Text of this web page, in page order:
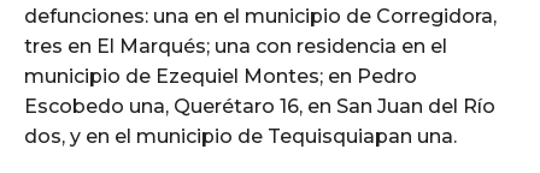
defunciones: una en el municipio de Corregidora,
tres en El Marqués; una con residencia en el
municipio de Ezequiel Montes; en Pedro
Escobedo una, Querétaro 16, en San Juan del Río
dos, y en el municipio de Tequisquiapan una.